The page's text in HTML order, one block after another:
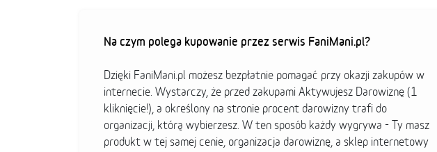
Na czym polega kupowanie przez serwis FaniMani.pl?
Dzięki FaniMani.pl możesz bezpłatnie pomagać przy okazji zakupów w
internecie. Wystarczy, że przed zakupami Aktywujesz Darowiznę (1
kliknięcie!), a określony na stronie procent darowizny trafi do
organizacji, którą wybierzesz. W ten sposób każdy wygrywa - Ty masz
produkt w tej samej cenie, organizacja darowiznę, a sklep internetowy